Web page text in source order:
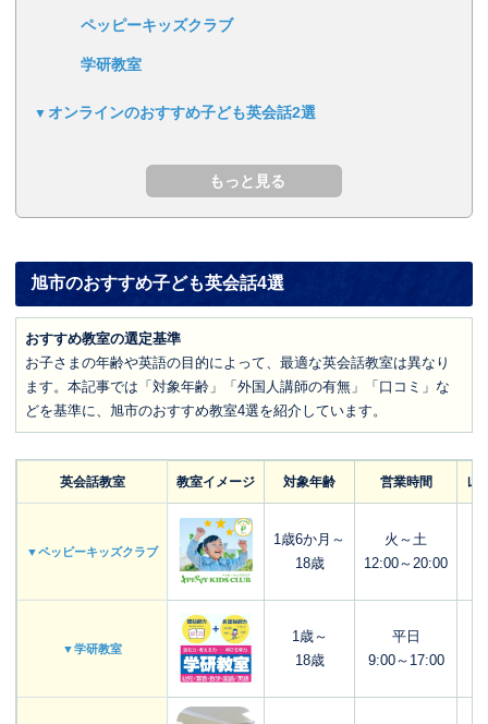
ペッピーキッズクラブ
学研教室
オンラインのおすすめ子ども英会話2選
旭市のおすすめ子ども英会話4選
おすすめ教室の選定基準
お子さまの年齢や英語の目的によって、最適な英会話教室は異なり
ます。本記事では「対象年齢」「外国人講師の有無」「口コミ」な
どを基準に、旭市のおすすめ教室4選を紹介しています。
英会話教室 教室イメージ 対象年齢 営業時間 レ
▼ペッピーキッズクラブ
1歳6か月～
18歳
火～土
12:00～20:00
▼学研教室
1歳～
18歳
平日
9:00～17:00